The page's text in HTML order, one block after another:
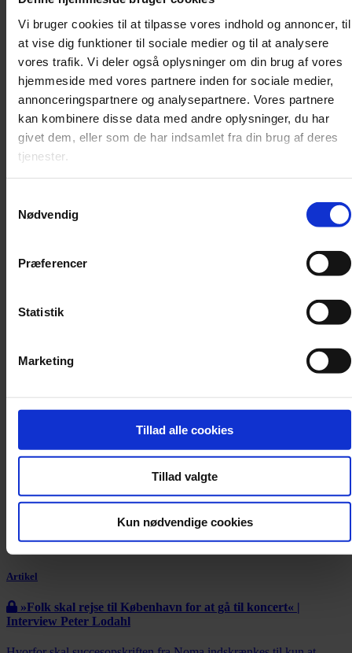
Vi bruger cookies til at tilpasse vores indhold og annoncer, til
at vise dig funktioner til sociale medier og til at analysere
vores trafik. Vi deler også oplysninger om din brug af vores
hjemmeside med vores partnere inden for sociale medier,
annonceringspartnere og analysepartnere. Vores partnere
kan kombinere disse data med andre oplysninger, du har
givet dem, eller som de har indsamlet fra din brug af deres
tjenester.
Nødvendig
Præferencer
Statistik
Marketing
Tillad alle cookies
Tillad valgte
Kun nødvendige cookies
Den ny musik bider ikke længere | Essay
komponisterne nu tilbage til kulissen.
Artikel
»Folk skal rejse til København for at gå til koncert« |
Interview Peter Lodahl